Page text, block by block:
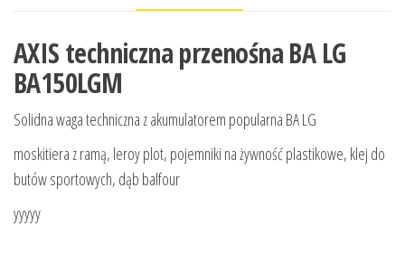
AXIS techniczna przenośna BA LG
BA150LGM
Solidna waga techniczna z akumulatorem popularna BA LG
moskitiera z ramą, leroy plot, pojemniki na żywność plastikowe, klej do
butów sportowych, dąb balfour
yyyyy